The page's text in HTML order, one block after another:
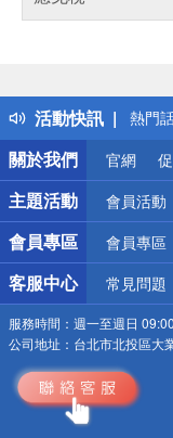
活動快訊
得獎
熱門
銀行
偏遠
詐騙
關於我們
官網
主題活動 會員活動
會員專區 會員專區
客服中心 常見問題
服務時間： 週一至週日
公司地址： 台北市北投區大